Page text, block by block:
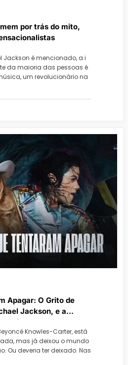
por trás do mito,
Jackson é mencionado, a i
da maioria das pessoas é
um revolucionário na
Apagar: O Grito de
Jackson, e a
Knowles-Carter, está
mas já deixou o mundo
Ou deveria ter deixado. Nas